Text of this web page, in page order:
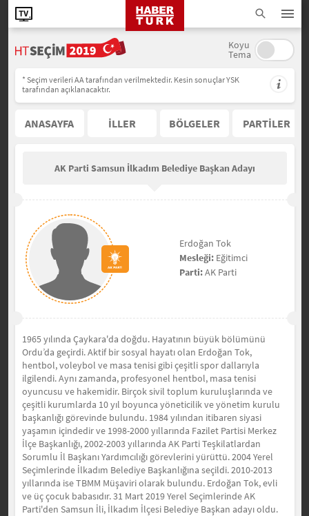
Koyu
Tema
* Seçim verileri AA tarafından verilmektedir. Kesin sonuçlar YSK
tarafından açıklanacaktır.
ANASAYFA İLLER BÖLGELER PARTİLER
AK Parti Samsun İlkadım Belediye Başkan Adayı
Erdoğan Tok
Mesleği:Eğitimci
Parti:AK Parti
1965 yılında Çaykara'da doğdu. Hayatının büyük bölümünü
Ordu’da geçirdi. Aktif bir sosyal hayatı olan Erdoğan Tok,
hentbol, voleybol ve masa tenisi gibi çeşitli spor dallarıyla
ilgilendi. Aynı zamanda, profesyonel hentbol, masa tenisi
oyuncusu ve hakemidir. Birçok sivil toplum kuruluşlarında ve
çeşitli kurumlarda 10 yıl boyunca yöneticilik ve yönetim kurulu
başkanlığı görevinde bulundu. 1984 yılından itibaren siyasi
yaşamın içindedir ve 1998-2000 yıllarında Fazilet Partisi Merkez
İlçe Başkanlığı, 2002-2003 yıllarında AK Parti Teşkilatlardan
Sorumlu İl Başkanı Yardımcılığı görevlerini yürüttü. 2004 Yerel
Seçimlerinde İlkadım Belediye Başkanlığına seçildi. 2010-2013
yıllarında ise TBMM Müşaviri olarak bulundu. Erdoğan Tok, evli
ve üç çocuk babasıdır. 31 Mart 2019 Yerel Seçimlerinde AK
Parti'den Samsun İli, İlkadım İlçesi Belediye Başkan adayı oldu.